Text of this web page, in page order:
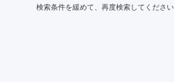
検索条件を緩めて、再度検索してください